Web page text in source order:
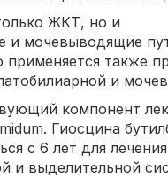
ЖКТ, но и
и мочевыводящие
также
и
компонент
Гиосцина
с 6 лет для
и выделительной